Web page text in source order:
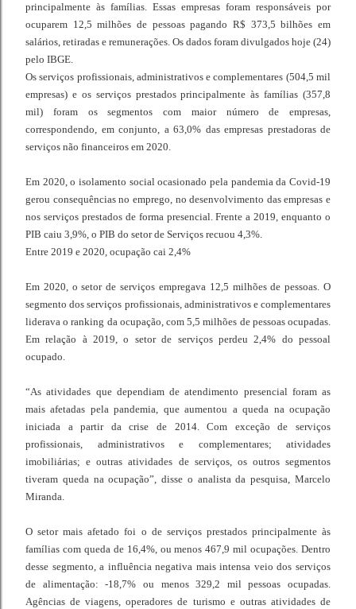
principalmente às famílias. Essas empresas foram responsáveis por
ocuparem 12,5 milhões de pessoas pagando R$ 373,5 bilhões em
salários, retiradas e remunerações. Os dados foram divulgados hoje (24)
pelo IBGE.
Os serviços profissionais, administrativos e complementares (504,5 mil
empresas) e os serviços prestados principalmente às famílias (357,8
mil) foram os segmentos com maior número de empresas,
correspondendo, em conjunto, a 63,0% das empresas prestadoras de
serviços não financeiros em 2020.
Em 2020, o isolamento social ocasionado pela pandemia da Covid-19
gerou consequências no emprego, no desenvolvimento das empresas e
nos serviços prestados de forma presencial. Frente a 2019, enquanto o
PIB caiu 3,9%, o PIB do setor de Serviços recuou 4,3%.
Entre 2019 e 2020, ocupação cai 2,4%
Em 2020, o setor de serviços empregava 12,5 milhões de pessoas. O
segmento dos serviços profissionais, administrativos e complementares
liderava o ranking da ocupação, com 5,5 milhões de pessoas ocupadas.
Em relação à 2019, o setor de serviços perdeu 2,4% do pessoal
ocupado.
“As atividades que dependiam de atendimento presencial foram as
mais afetadas pela pandemia, que aumentou a queda na ocupação
iniciada a partir da crise de 2014. Com exceção de serviços
profissionais, administrativos e complementares; atividades
imobiliárias; e outras atividades de serviços, os outros segmentos
tiveram queda na ocupação”, disse o analista da pesquisa, Marcelo
Miranda.
O setor mais afetado foi o de serviços prestados principalmente às
famílias com queda de 16,4%, ou menos 467,9 mil ocupações. Dentro
desse segmento, a influência negativa mais intensa veio dos serviços
de alimentação: -18,7% ou menos 329,2 mil pessoas ocupadas.
Agências de viagens, operadores de turismo e outras atividades de